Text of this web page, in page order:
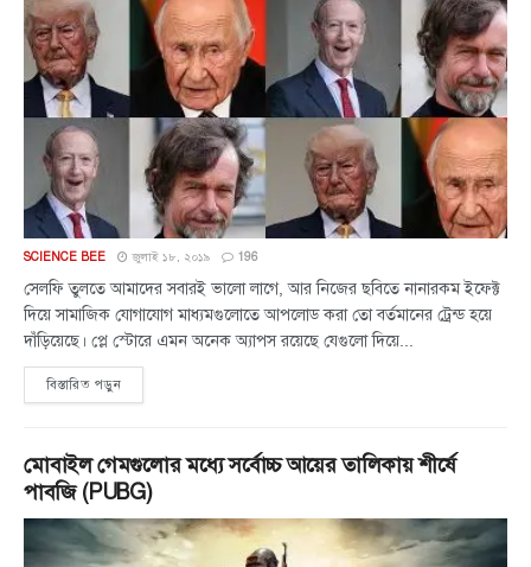
SCIENCE BEE জুলাই ১৮, ২০১৯ 196
সেলফি তুলতে আমাদের সবারই ভালো লাগে, আর নিজের ছবিতে নানারকম ইফেক্ট
দিয়ে সামাজিক যোগাযোগ মাধ্যমগুলোতে আপলোড করা তো বর্তমানের ট্রেন্ড হয়ে
দাঁড়িয়েছে। প্লে স্টোরে এমন অনেক অ্যাপস রয়েছে যেগুলো দিয়ে...
বিস্তারিত পড়ুন
মোবাইল গেমগুলোর মধ্যে সর্বোচ্চ আয়ের তালিকায় শীর্ষে
পাবজি (PUBG)